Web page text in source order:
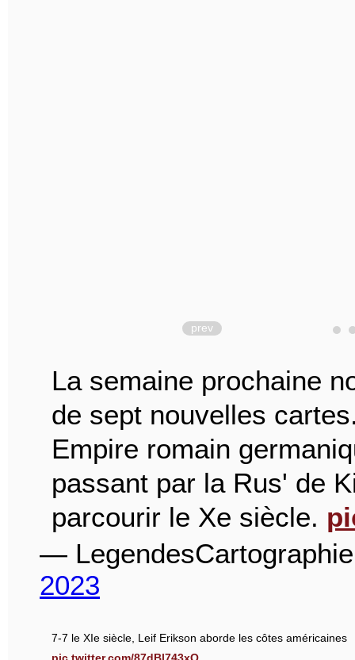
prev
La semaine prochaine
de sept nouvelles
Empire romain
passant par la Rus' de
parcourir le Xe siècle.
—
2023
7-7 le XIe siècle, Leif Erikson aborde les côtes américaines